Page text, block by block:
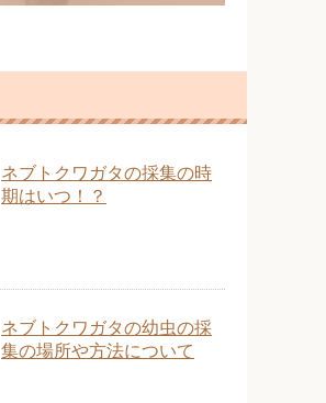
ネブトクワガタの採集の時
期はいつ！？
ネブトクワガタの幼虫の採
集の場所や方法について